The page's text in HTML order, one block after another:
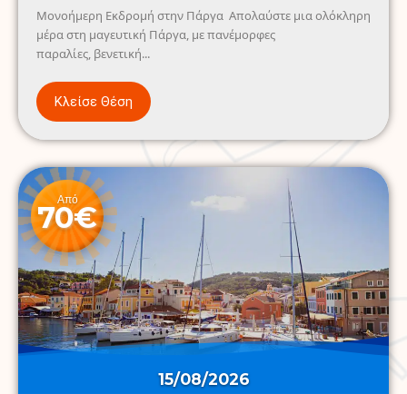
Μονοήμερη Εκδρομή στην Πάργα Απολαύστε μια ολόκληρη
μέρα στη μαγευτική Πάργα, με πανέμορφες
παραλίες, βενετική...
Κλείσε Θέση
Από
70€
15/08/2026